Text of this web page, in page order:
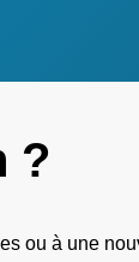
?
ou à une